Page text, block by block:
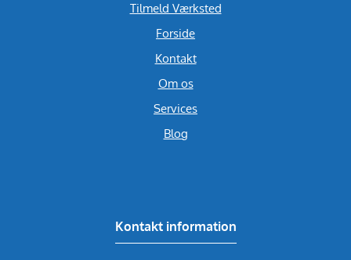
Tilmeld Værksted
Forside
Kontakt
Om os
Services
Blog
Kontakt information